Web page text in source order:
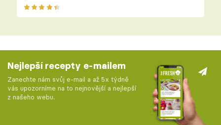
Nejlepší recepty e-mailem
Zanechte nám svůj e-mail a až 5x týdně
vás upozorníme na to nejnovější a nejlepší
z našeho webu.